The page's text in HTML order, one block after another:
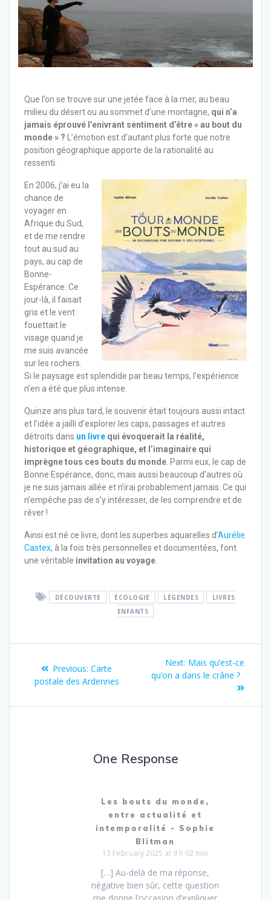
Que l’on se trouve sur une jetée face à la mer, au beau
milieu du désert ou au sommet d’une montagne, qui n’a
jamais éprouvé l’enivrant sentiment d’être « au bout du
monde » ? L’émotion est d’autant plus forte que notre
position géographique apporte de la rationalité au
ressenti.
En 2006, j’ai eu la
chance de
voyager en
Afrique du Sud,
et de me rendre
tout au sud au
pays, au cap de
Bonne-
Espérance. Ce
jour-là, il faisait
gris et le vent
fouettait le
visage quand je
me suis avancée
sur les rochers.
Si le paysage est splendide par beau temps, l’expérience
n’en a été que plus intense.
Quinze ans plus tard, le souvenir était toujours aussi intact
et l’idée a jailli d’explorer les caps, passages et autres
détroits dans un livre qui évoquerait la réalité,
historique et géographique, et l’imaginaire qui
imprègne tous ces bouts du monde . Parmi eux, le cap de
Bonne Espérance, donc, mais aussi beaucoup d’autres où
je ne suis jamais allée et n’irai probablement jamais. Ce qui
n’empêche pas de s’y intéresser, de les comprendre et de
rêver !
Ainsi est né ce livre, dont les superbes aquarelles d’Aurélie
Castex, à la fois très personnelles et documentées, font
une véritable invitation au voyage
DÉCOUVERTE ÉCOLOGIE LÉGENDES
LIVRES
ENFANTS
Previous: Carte
postale des Ardennes
Next: Mais qu’est-ce
qu’on a dans le crâne ?
One Response
Les bouts du monde,
entre actualité et
intemporalité - Sophie
Blitman
13 February 2025 at 9 h 02 min
[…] Au-delà de ma réponse,
négative bien sûr, cette question